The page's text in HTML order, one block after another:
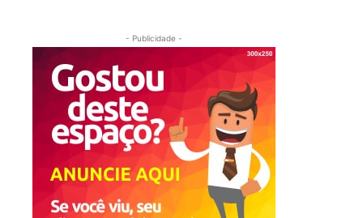
- Publicidade -